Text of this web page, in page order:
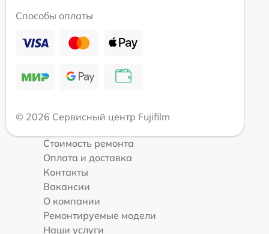
Способы оплаты
© 2026 Сервисный центр Fujifilm
Стоимость ремонта
Оплата и доставка
Контакты
Вакансии
О компании
Ремонтируемые модели
Наши услуги